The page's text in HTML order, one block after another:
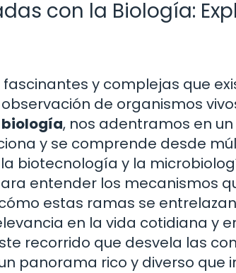
con la Biología:
y complejas que
de organismos
, nos adentramos en
y se comprende desde
biotecnología y la
entender los mecanismos
estas ramas se
en la vida cotidiana y
recorrido que desvela las
panorama rico y diverso que